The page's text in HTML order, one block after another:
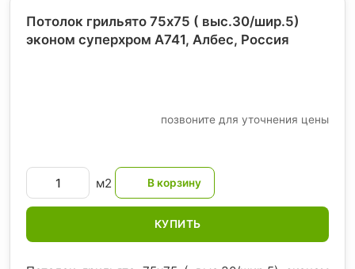
Потолок грильято 75х75 ( выс.30/шир.5)
эконом суперхром А741, Албес, Россия
позвоните для уточнения цены
м2
КУПИТЬ